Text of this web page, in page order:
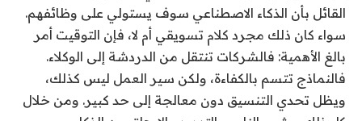
القائل بأن الذكاء الاصطناعي سوف يستولي على وظائفهم.
سواء كان ذلك مجرد كلام تسويقي أم لا، فإن التوقيت أمر
بالغ الأهمية: فالشركات تنتقل من الدردشة إلى الوكلاء.
فالنماذج تتسم بالكفاءة، ولكن سير العمل ليس كذلك،
ويظل تحدي التنسيق دون معالجة إلى حد كبير. ومن خلال